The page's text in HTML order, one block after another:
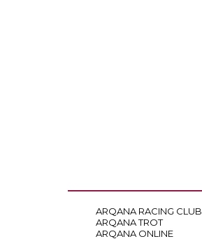
ARQANA RACING CLUB
ARQANA TROT
ARQANA ONLINE